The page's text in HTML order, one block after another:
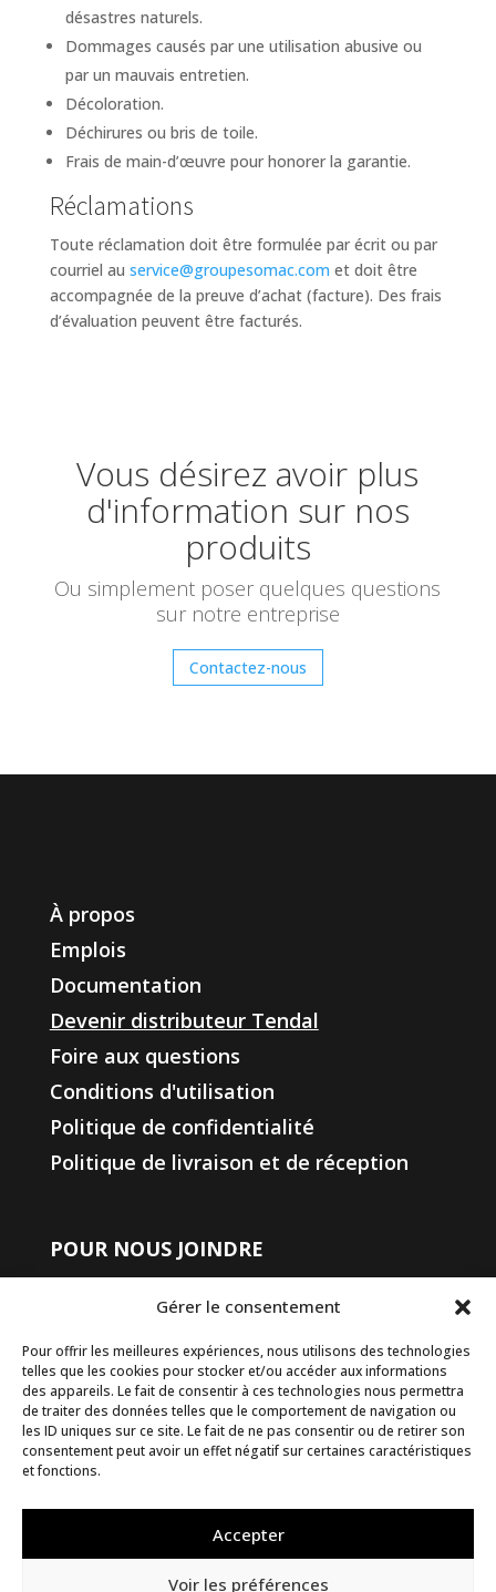
Gérer le consentement
Pour offrir les meilleures expériences, nous utilisons des technologies
telles que les cookies pour stocker et/ou accéder aux informations
des appareils. Le fait de consentir à ces technologies nous permettra
de traiter des données telles que le comportement de navigation ou
les ID uniques sur ce site. Le fait de ne pas consentir ou de retirer son
consentement peut avoir un effet négatif sur certaines caractéristiques
et fonctions.
Accepter
Voir les préférences
désastres naturels.
Dommages causés par une utilisation abusive ou
par un mauvais entretien.
Décoloration.
Déchirures ou bris de toile.
Frais de main-d’œuvre pour honorer la garantie.
Réclamations
Toute réclamation doit être formulée par écrit ou par
courriel au service@groupesomac.com et doit être
accompagnée de la preuve d’achat (facture). Des frais
d’évaluation peuvent être facturés.
Vous désirez avoir plus
d'information sur nos
produits
Ou simplement poser quelques questions
sur notre entreprise
Contactez-nous
À propos
Emplois
Documentation
Devenir distributeur Tendal
Foire aux questions
Conditions d'utilisation
Politique de confidentialité
Politique de livraison et de réception
POUR NOUS JOINDRE
450 508-4400
info@groupesomac.com
18300 Rue J A Bombardier,
Mirabel, Québec, J7J 0H5
Sortir 28, autoroute 15 Nord
Restez informé